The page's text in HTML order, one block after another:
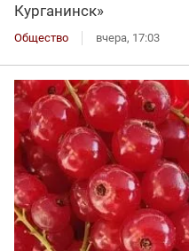
Курганинск»
Общество вчера, 17:03